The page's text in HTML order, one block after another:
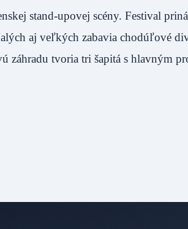
stand-upovej scény. Festival
aj veľkých zabavia chodúľové
záhradu tvoria tri šapitá s hlavným